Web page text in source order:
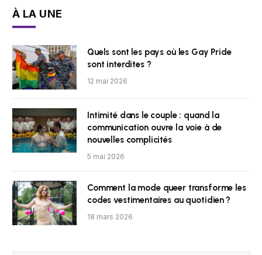
À LA UNE
Quels sont les pays où les Gay Pride
sont interdites ?
12 mai 2026
Intimité dans le couple : quand la
communication ouvre la voie à de
nouvelles complicités
5 mai 2026
Comment la mode queer transforme les
codes vestimentaires au quotidien ?
18 mars 2026